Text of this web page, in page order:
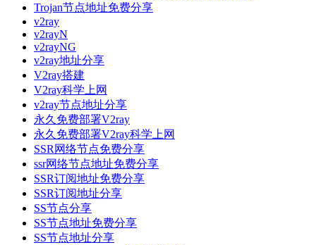
Trojan节点地址免费分享
v2ray
v2rayN
v2rayNG
v2ray地址分享
V2ray搭建
V2ray科学上网
v2ray节点地址分享
永久免费部署V2ray
永久免费部署V2ray科学上网
SSR网络节点免费分享
ssr网络节点地址免费分享
SSR订阅地址免费分享
SSR订阅地址分享
SS节点分享
SS节点地址免费分享
SS节点地址分享